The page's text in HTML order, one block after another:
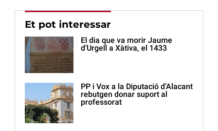
Et pot interessar
El dia que va morir Jaume
d’Urgell a Xàtiva, el 1433
PP i Vox a la Diputació d’Alacant
rebutgen donar suport al
professorat